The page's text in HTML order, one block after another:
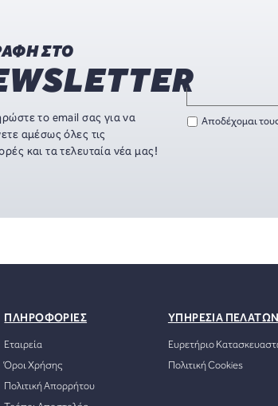
ΣΤΟ
το email σας για να
αμέσως όλες τις
και τα τελευταία νέα μας!
Αποδέχομαι
ΠΛΗΡΟΦΟΡΙΕΣ
Εταιρεία
Όροι Χρήσης
Πολιτική Απορρήτου
ΥΠΗΡΕΣΙΑ
Ευρετήριο
Πολιτική Cookies